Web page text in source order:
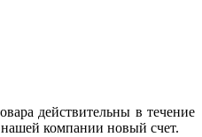
действительны в течение
нашей компании новый счет.